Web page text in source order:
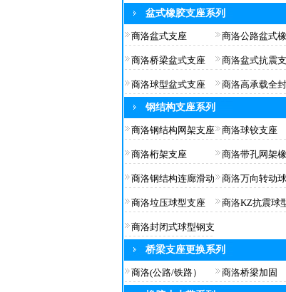
盆式橡胶支座系列
商洛盆式支座 商洛公路盆式
商洛桥梁盆式支座 商洛盆式抗震
商洛球型盆式支座 商洛高承载全
钢结构支座系列
商洛钢结构网架支座 商洛球铰支座
商洛桁架支座 商洛带孔网架
商洛钢结构连廊滑动 商洛万向转动
商洛垃压球型支座 商洛KZ抗震球
商洛封闭式球型钢支
桥梁支座更换系列
商洛(公路/铁路） 商洛桥梁加固